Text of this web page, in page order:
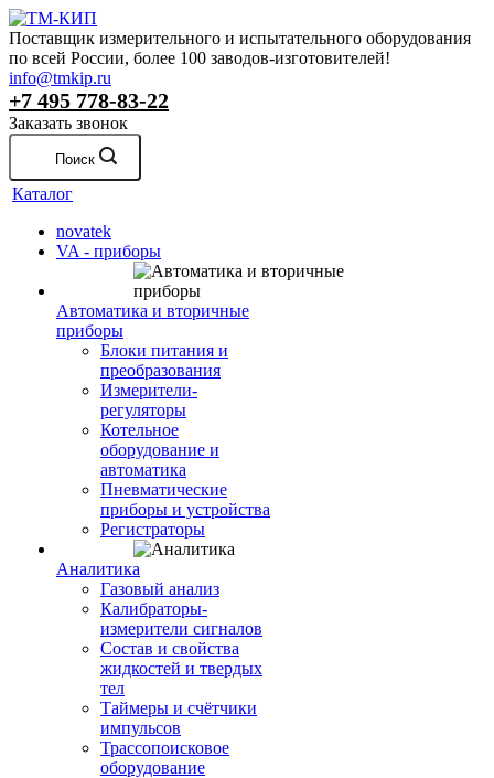
Поставщик измерительного и испытательного оборудования
по всей России, более 100 заводов-изготовителей!
info@tmkip.ru
+7 495 778-83-22
Заказать звонок
Поиск
Каталог
novatek
VA - приборы
Автоматика и вторичные
приборы
Блоки питания и
преобразования
Измерители-
регуляторы
Котельное
оборудование и
автоматика
Пневматические
приборы и устройства
Регистраторы
Аналитика
Газовый анализ
Калибраторы-
измерители сигналов
Состав и свойства
жидкостей и твердых
тел
Таймеры и счётчики
импульсов
Трассопоисковое
оборудование